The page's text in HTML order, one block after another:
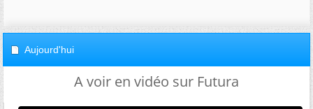
Aujourd'hui
A voir en vidéo sur Futura